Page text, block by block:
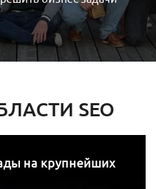
SEO
на крупнейших